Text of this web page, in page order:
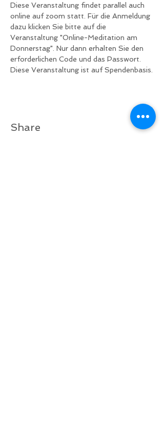
Diese Veranstaltung findet parallel auch
online auf zoom statt. Für die Anmeldung
dazu klicken Sie bitte auf die
Veranstaltung "Online-Meditation am
Donnerstag". Nur dann erhalten Sie den
erforderlichen Code und das Passwort.
Diese Veranstaltung ist auf Spendenbasis.
Share